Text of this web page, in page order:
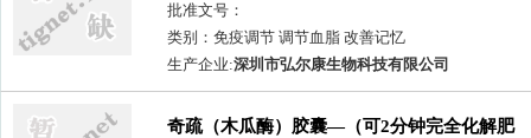
批准文号：
类别：免疫调节 调节血脂 改善记忆
生产企业:深圳市弘尔康生物科技有限公司
奇疏（木瓜酶）胶囊—（可2分钟完全化解肥